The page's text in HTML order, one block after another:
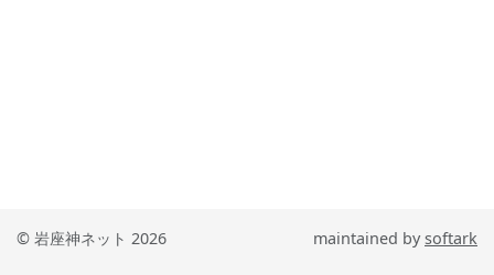
© 岩座神ネット 2026 maintained bysoftark